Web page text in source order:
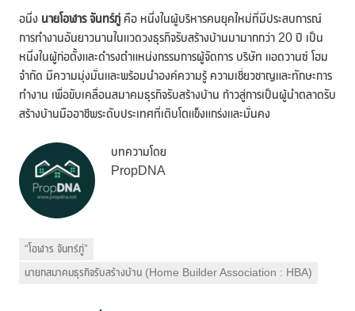
อนึ่ง นายโอฬาร จันทร์ภู่ คือ หนึ่งในผู้บริหารคนยุคใหม่ที่มีประสบการณ์
การทำงานอันยาวนานในแวดวงธุรกิจรับสร้างบ้านมามากกว่า 20 ปี เป็น
หนึ่งในผู้ก่อตั้งและดำรงตำแหน่งกรรมการผู้จัดการ บริษัท แอดวานซ์ โฮม
จำกัด มีความมุ่งมั่นและพร้อมนำองค์ความรู้ ความเชี่ยวชาญและทักษะการ
ทำงาน เพื่อขับเคลื่อนสมาคมธุรกิจรับสร้างบ้าน ก้าวสู่การเป็นผู้นำตลาดรับ
สร้างบ้านมืออาชีพระดับประเทศที่เติบโตแข็งแกร่งและมั่นคง
บทความโดย
PropDNA
“โอฬาร จันทร์ภู่”
นายกสมาคมธุรกิจรับสร้างบ้าน (Home Builder Association : HBA)